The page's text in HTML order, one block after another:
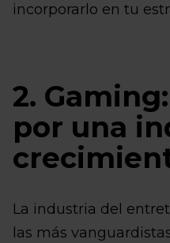
incorporarlo en tu
2.
por una
La industria del
las más